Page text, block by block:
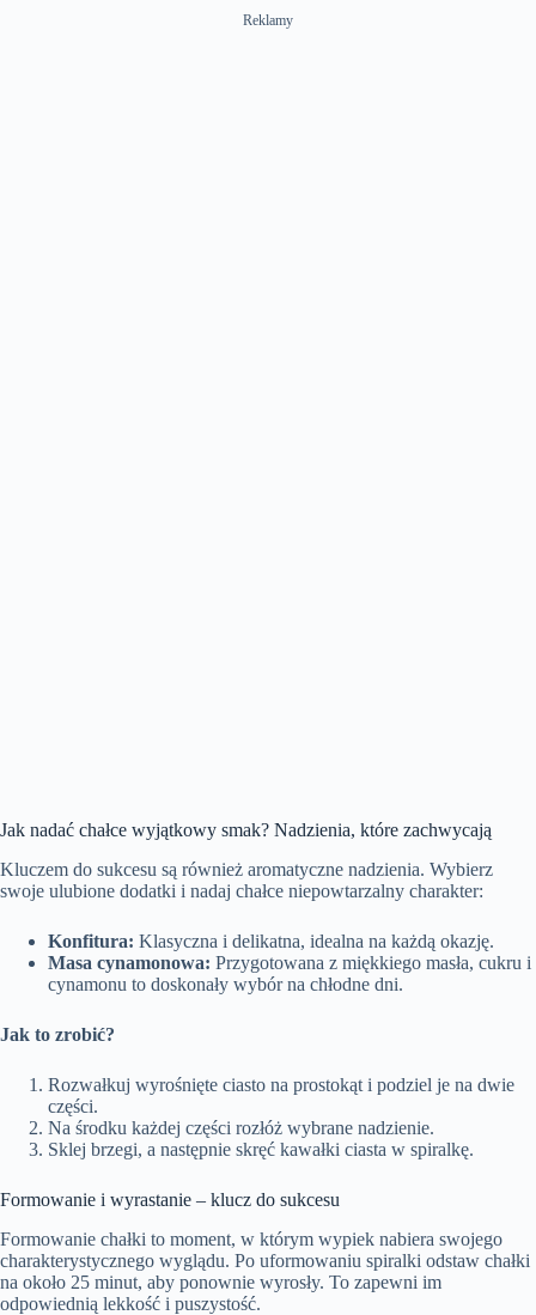
Reklamy
Jak nadać chałce wyjątkowy smak? Nadzienia, które zachwycają
Kluczem do sukcesu są również aromatyczne nadzienia. Wybierz
swoje ulubione dodatki i nadaj chałce niepowtarzalny charakter:
Konfitura: Klasyczna i delikatna, idealna na każdą okazję.
Masa cynamonowa: Przygotowana z miękkiego masła, cukru i
cynamonu to doskonały wybór na chłodne dni.
Jak to zrobić?
Rozwałkuj wyrośnięte ciasto na prostokąt i podziel je na dwie
części.
Na środku każdej części rozłóż wybrane nadzienie.
Sklej brzegi, a następnie skręć kawałki ciasta w spiralkę.
Formowanie i wyrastanie – klucz do sukcesu
Formowanie chałki to moment, w którym wypiek nabiera swojego
charakterystycznego wyglądu. Po uformowaniu spiralki odstaw chałki
na około 25 minut, aby ponownie wyrosły. To zapewni im
odpowiednią lekkość i puszystość.